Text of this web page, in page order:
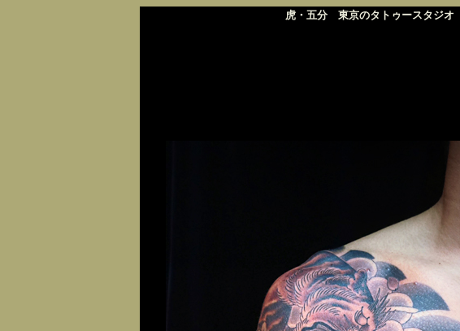
虎・五分 東京のタトゥースタジオ